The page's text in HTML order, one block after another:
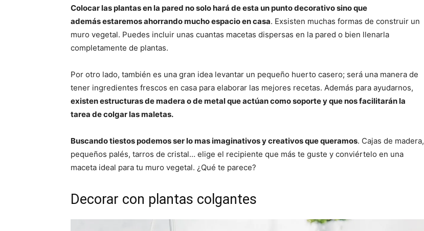
Colocar las plantas en la pared no solo hará de esta un punto decorativo sino que
además estaremos ahorrando mucho espacio en casa. Exsisten muchas formas de construir un
muro vegetal. Puedes incluir unas cuantas macetas dispersas en la pared o bien llenarla
completamente de plantas.
Por otro lado, también es una gran idea levantar un pequeño huerto casero; será una manera de
tener ingredientes frescos en casa para elaborar las mejores recetas. Además para ayudarnos,
existen estructuras de madera o de metal que actúan como soporte y que nos facilitarán la
tarea de colgar las maletas.
Buscando tiestos podemos ser lo mas imaginativos y creativos que queramos. Cajas de madera,
pequeños palés, tarros de cristal… elige el recipiente que más te guste y conviértelo en una
maceta ideal para tu muro vegetal. ¿Qué te parece?
Decorar con plantas colgantes